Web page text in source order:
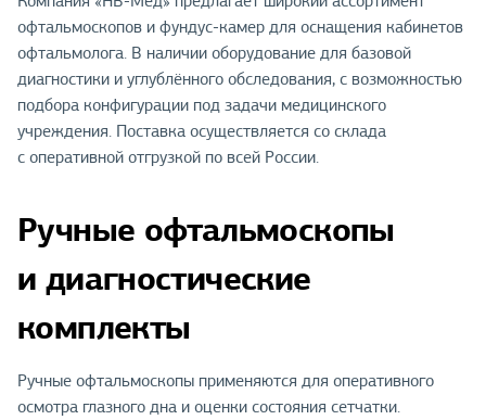
офтальмоскопов и фундус-камер для оснащения кабинетов
офтальмолога. В наличии оборудование для базовой
диагностики и углублённого обследования, с возможностью
подбора конфигурации под задачи медицинского
учреждения. Поставка осуществляется со склада
с оперативной отгрузкой по всей России.
Ручные офтальмоскопы
и диагностические
комплекты
Ручные офтальмоскопы применяются для оперативного
осмотра глазного дна и оценки состояния сетчатки.